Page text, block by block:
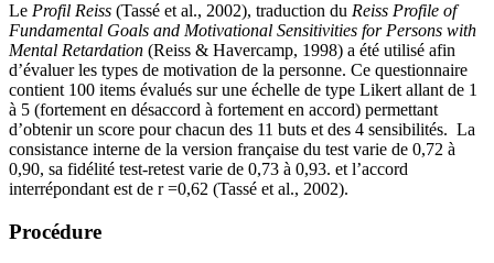
Le Profil Reiss (Tassé et al., 2002), traduction du Reiss Profile of
Fundamental Goals and Motivational Sensitivities for Persons with
Mental Retardation (Reiss & Havercamp, 1998) a été utilisé afin
d’évaluer les types de motivation de la personne. Ce questionnaire
contient 100 items évalués sur une échelle de type Likert allant de 1
à 5 (fortement en désaccord à fortement en accord) permettant
d’obtenir un score pour chacun des 11 buts et des 4 sensibilités. La
consistance interne de la version française du test varie de 0,72 à
0,90, sa fidélité test-retest varie de 0,73 à 0,93. et l’accord
interrépondant est de r =0,62 (Tassé et al., 2002).
Procédure